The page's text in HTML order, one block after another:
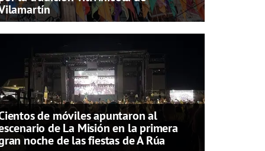
de móviles apuntaron al
de La Misión en la primera
noche de las fiestas de A Rúa